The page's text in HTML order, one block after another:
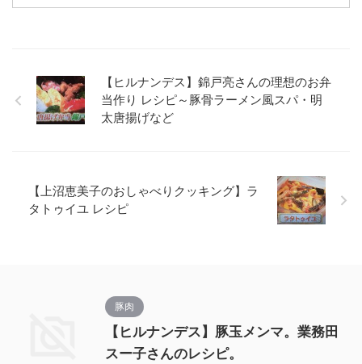
【ヒルナンデス】錦戸亮さんの理想のお弁
当作り レシピ～豚骨ラーメン風スパ・明
太唐揚げなど
【上沼恵美子のおしゃべりクッキング】ラ
タトゥイユ レシピ
豚肉
【ヒルナンデス】豚玉メンマ。業務田
スー子さんのレシピ。